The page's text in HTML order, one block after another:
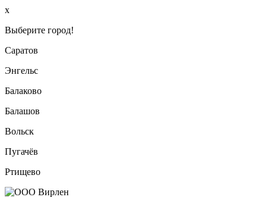
x
Выберите город!
Саратов
Энгельс
Балаково
Балашов
Вольск
Пугачёв
Ртищево